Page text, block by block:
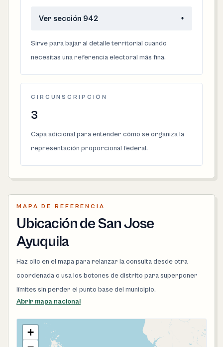
Ver sección 942 +
Sirve para bajar al detalle territorial cuando
necesitas una referencia electoral más fina.
CIRCUNSCRIPCIÓN
3
Capa adicional para entender cómo se organiza la
representación proporcional federal.
MAPA DE REFERENCIA
Ubicación de San Jose
Ayuquila
Haz clic en el mapa para relanzar la consulta desde otra
coordenada o usa los botones de distrito para superponer
límites sin perder el punto base del municipio.
Abrir mapa nacional
+